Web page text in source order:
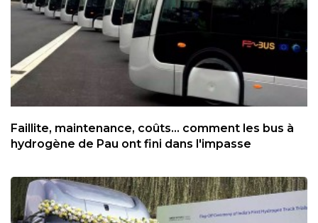
Faillite, maintenance, coûts... comment les bus à
hydrogène de Pau ont fini dans l'impasse